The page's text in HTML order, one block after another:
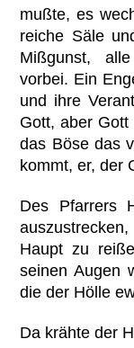
mußte, es
reiche Säle
Mißgunst,
vorbei. Ein
und ihre
Gott, aber
das Böse das
kommt, er, der
Des Pfarrers
Haupt zu
seinen Augen
die der Hölle
Da krähte der